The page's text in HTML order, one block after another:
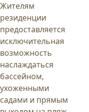
Жителям
резиденции
предоставляется
исключительная
возможность
наслаждаться
бассейном,
ухоженными
садами и прямым